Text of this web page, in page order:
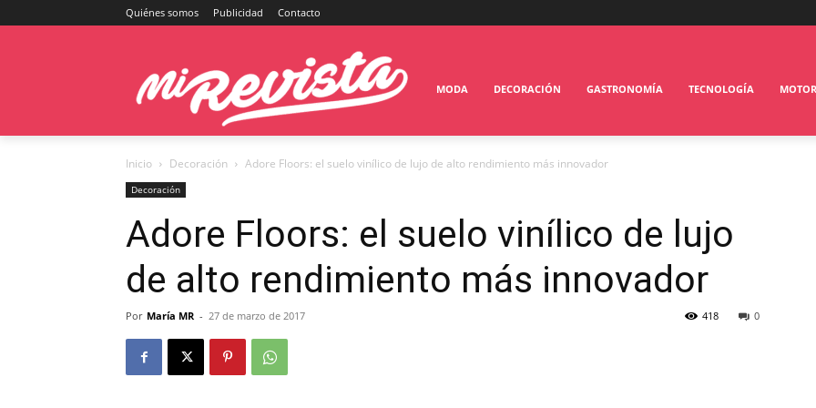
Quiénes somos Publicidad Contacto
MODA DECORACIÓN GASTRONOMÍA TECNOLOGÍA MOTOR
Inicio Decoración Adore Floors: el suelo vinílico de lujo de alto rendimiento más innovador
Decoración
Adore Floors: el suelo vinílico de lujo
de alto rendimiento más innovador
Por María MR - 27 de marzo de 2017 0
418